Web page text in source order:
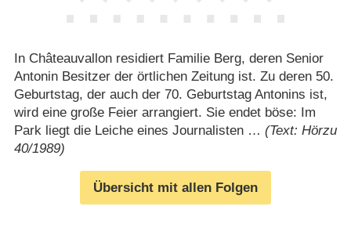
In Châteauvallon residiert Familie Berg, deren Senior
Antonin Besitzer der örtlichen Zeitung ist. Zu deren 50.
Geburtstag, der auch der 70. Geburtstag Antonins ist,
wird eine große Feier arrangiert. Sie endet böse: Im
Park liegt die Leiche eines Journalisten … (Text: Hörzu
40/1989)
Übersicht mit allen Folgen